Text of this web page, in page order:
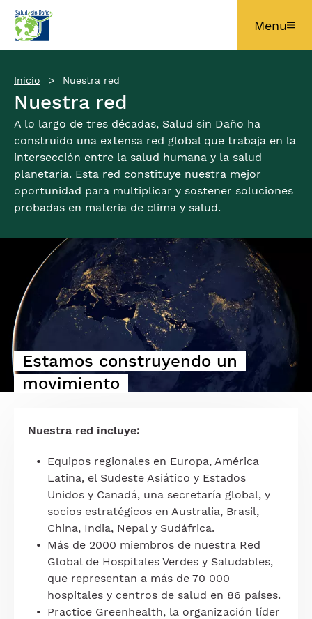
Pasar al contenido principal
Menu
Inicio Nuestra red
Nuestra red
A lo largo de tres décadas, Salud sin Daño ha
construido una extensa red global que trabaja en la
intersección entre la salud humana y la salud
planetaria. Esta red constituye nuestra mejor
oportunidad para multiplicar y sostener soluciones
probadas en materia de clima y salud.
Estamos construyendo un
movimiento
Nuestra red incluye:
Equipos regionales en Europa, América
Latina, el Sudeste Asiático y Estados
Unidos y Canadá, una secretaría global, y
socios estratégicos en Australia, Brasil,
China, India, Nepal y Sudáfrica.
Más de 2000 miembros de nuestra Red
Global de Hospitales Verdes y Saludables,
que representan a más de 70 000
hospitales y centros de salud en 86 países.
Practice Greenhealth, la organización líder